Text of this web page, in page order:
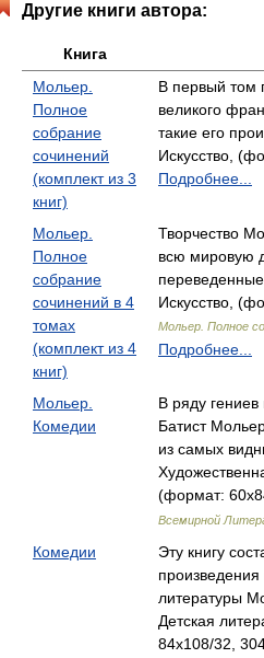
Другие книги автора:
Книга
Мольер.
Полное
собрание
сочинений
(комплект из 3
книг)
В первый том
великого
такие его
Искусство,
Подробнее...
Мольер.
Полное
собрание
сочинений в 4
томах
(комплект из 4
книг)
Творчество
всю мировую
Искусство,
Мольер. Полное
Подробнее...
Мольер.
Комедии
В ряду
Батист
из самых
(формат:
Всемирной
Комедии
Эту книгу
произведения
литературы
Детская
84x108/32,